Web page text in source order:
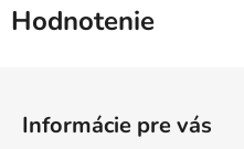
Hodnotenie
Informácie pre vás